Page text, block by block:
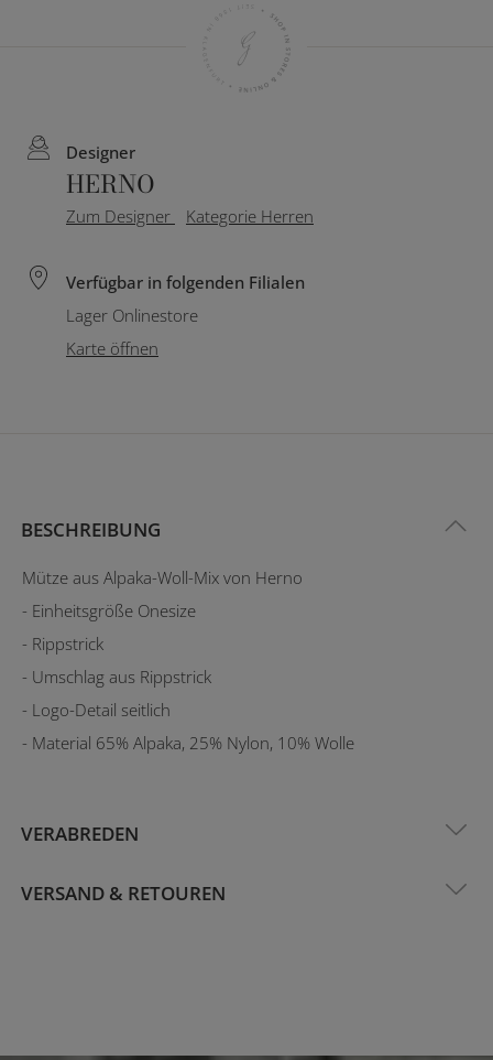
Designer
HERNO
Zum Designer Kategorie Herren
Verfügbar in folgenden Filialen
Lager Onlinestore
Karte öffnen
BESCHREIBUNG
Mütze aus Alpaka-Woll-Mix von Herno
- Einheitsgröße Onesize
- Rippstrick
- Umschlag aus Rippstrick
- Logo-Detail seitlich
- Material 65% Alpaka, 25% Nylon, 10% Wolle
VERABREDEN
VERSAND & RETOUREN